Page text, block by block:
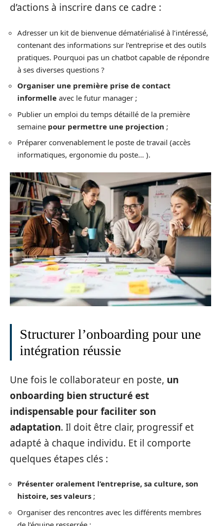
d’actions à inscrire dans ce cadre :
Adresser un kit de bienvenue dématérialisé à l’intéressé,
contenant des informations sur l’entreprise et des outils
pratiques. Pourquoi pas un chatbot capable de répondre
à ses diverses questions ?
Organiser une première prise de contact
informelle avec le futur manager ;
Publier un emploi du temps détaillé de la première
semaine pour permettre une projection ;
Préparer convenablement le poste de travail (accès
informatiques, ergonomie du poste… ).
Structurer l’onboarding pour une
intégration réussie
Une fois le collaborateur en poste, un
onboarding bien structuré est
indispensable pour faciliter son
adaptation. Il doit être clair, progressif et
adapté à chaque individu. Et il comporte
quelques étapes clés :
Présenter oralement l’entreprise, sa culture, son
histoire, ses valeurs ;
Organiser des rencontres avec les différents membres